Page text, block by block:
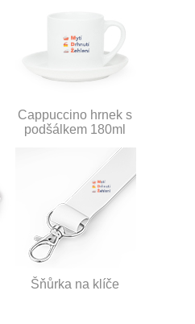
Cappuccino hrnek s
podšálkem 180ml
Šňůrka na klíče